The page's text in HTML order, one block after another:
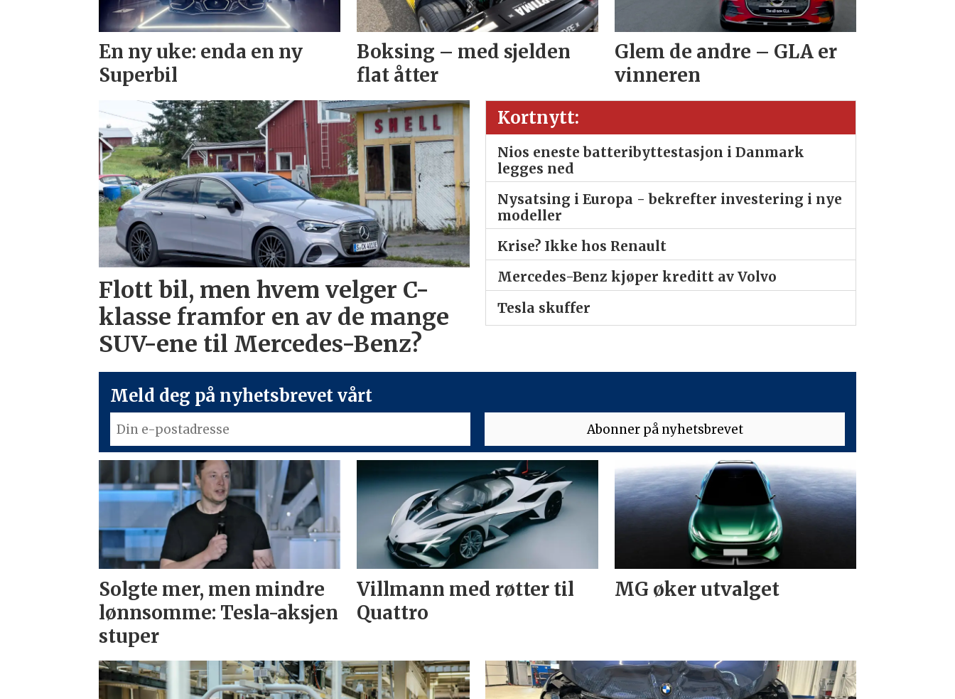
En ny uke: enda en ny
Superbil
Boksing – med sjelden
flat åtter
Glem de andre – GLA er
vinneren
Flott bil, men hvem velger C-
klasse framfor en av de mange
SUV-ene til Mercedes-Benz?
Kortnytt:
Nios eneste batteribyttestasjon i Danmark
legges ned
Nysatsing i Europa - bekrefter investering i nye
modeller
Krise? Ikke hos Renault
Mercedes-Benz kjøper kreditt av Volvo
Tesla skuffer
Meld deg på nyhetsbrevet vårt
Solgte mer, men mindre
lønnsomme: Tesla-aksjen
stuper
Villmann med røtter til
Quattro
MG øker utvalget